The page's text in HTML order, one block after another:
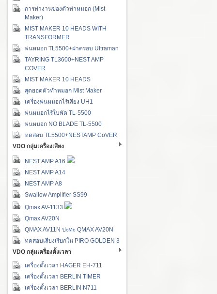
การทำงานของตัวทำหมอก (Mist
Maker)
MIST MAKER 10 HEADS WITH
TRANSFORMER
พ่นหมอก TL5500+ฝาครอบ Ultraman
TAYRING TL3600+NEST AMP
COVER
MIST MAKER 10 HEADS
สุดยอดตัวทำหมอก Mist Maker
เครื่องพ่นหมอกไร้เสียง UH1
พ่นหมอกไร้ใบพัด TL-5500
พ่นหมอก NO BLADE TL-5500
ทดสอบ TL5500+NESTAMP CoVER
VDO กลุ่มเครื่องเสียง
NEST AMP A16
NEST AMP A14
NEST AMP A8
Swallow Amplifier SS99
Qmax AV-1133
Qmax AV20N
QMAX AV11N ปะทะ QMAX AV20N
ทดสอบเสียงเรียกใน PIRO GOLDEN 3
VDO กลุ่มเครื่องตั้งเวลา
เครื่องตั้งเวลา HAGER EH-711
เครื่องตั้งเวลา BERLIN TIMER
เครื่องตั้งเวลา BERLIN N711